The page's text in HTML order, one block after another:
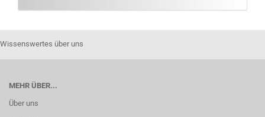
Wissenswertes über uns
MEHR ÜBER...
Über uns